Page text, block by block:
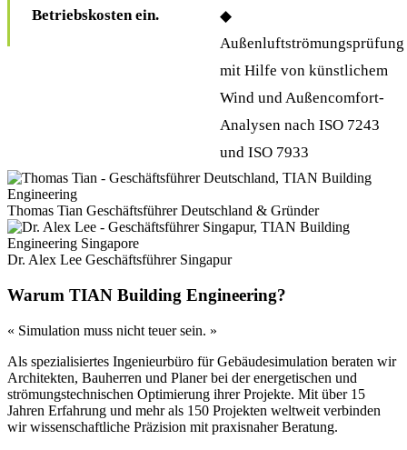
Betriebskosten ein.
◆
Außenluftströmungsprüfung
mit Hilfe von künstlichem
Wind und Außencomfort-
Analysen nach ISO 7243
und ISO 7933
Thomas Tian Geschäftsführer Deutschland & Gründer
Dr. Alex Lee Geschäftsführer Singapur
Warum TIAN Building Engineering?
« Simulation muss nicht teuer sein. »
Als spezialisiertes Ingenieurbüro für Gebäudesimulation beraten wir
Architekten, Bauherren und Planer bei der energetischen und
strömungstechnischen Optimierung ihrer Projekte. Mit über 15
Jahren Erfahrung und mehr als 150 Projekten weltweit verbinden
wir wissenschaftliche Präzision mit praxisnaher Beratung.